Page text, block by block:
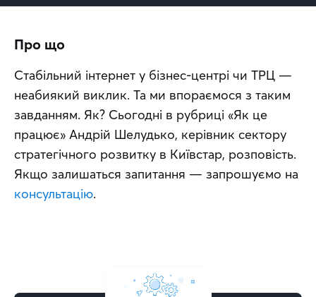
Про що
Стабільний інтернет у бізнес-центрі чи ТРЦ —
неабиякий виклик. Та ми впораємося з таким
завданням. Як? Сьогодні в рубриці «Як це
працює» Андрій Шелудько, керівник сектору
стратегічного розвитку в Київстар, розповість.
консультацію.